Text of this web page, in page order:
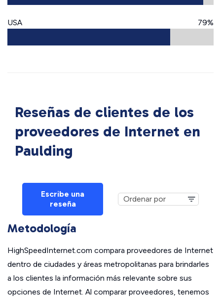
USA 79%
Reseñas de clientes de los
proveedores de Internet en
Paulding
Escribe una
reseña
Metodología
HighSpeedInternet.com compara proveedores de Internet
dentro de ciudades y áreas metropolitanas para brindarles
a los clientes la información más relevante sobre sus
opciones de Internet. Al comparar proveedores, tenemos